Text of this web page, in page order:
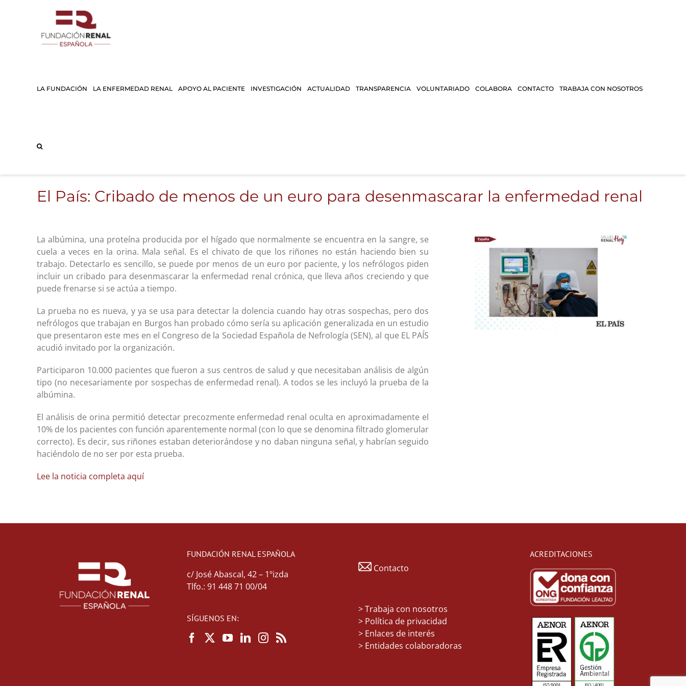
LA FUNDACIÓN LA ENFERMEDAD RENAL APOYO AL PACIENTE INVESTIGACIÓN ACTUALIDAD TRANSPARENCIA VOLUNTARIADO COLABORA CONTACTO TRABAJA CON NOSOTROS
El País: Cribado de menos de un euro para desenmascarar la enfermedad renal
La albúmina, una proteína producida por el hígado que normalmente se encuentra en la sangre, se
cuela a veces en la orina. Mala señal. Es el chivato de que los riñones no están haciendo bien su
trabajo. Detectarlo es sencillo, se puede por menos de un euro por paciente, y los nefrólogos piden
incluir un cribado para desenmascarar la enfermedad renal crónica, que lleva años creciendo y que
puede frenarse si se actúa a tiempo.
La prueba no es nueva, y ya se usa para detectar la dolencia cuando hay otras sospechas, pero dos
nefrólogos que trabajan en Burgos han probado cómo sería su aplicación generalizada en un estudio
que presentaron este mes en el Congreso de la Sociedad Española de Nefrología (SEN), al que EL PAÍS
acudió invitado por la organización.
Participaron 10.000 pacientes que fueron a sus centros de salud y que necesitaban análisis de algún
tipo (no necesariamente por sospechas de enfermedad renal). A todos se les incluyó la prueba de la
albúmina.
El análisis de orina permitió detectar precozmente enfermedad renal oculta en aproximadamente el
10% de los pacientes con función aparentemente normal (con lo que se denomina filtrado glomerular
correcto). Es decir, sus riñones estaban deteriorándose y no daban ninguna señal, y habrían seguido
haciéndolo de no ser por esta prueba.
Lee la noticia completa aquí
FUNDACIÓN RENAL ESPAÑOLA
c/ José Abascal, 42 – 1ºizda
Tlfo.: 91 448 71 00/04
SÍGUENOS EN:
Contacto
>Trabaja con nosotros
> Política de privacidad
> Enlaces de interés
> Entidades colaboradoras
ACREDITACIONES